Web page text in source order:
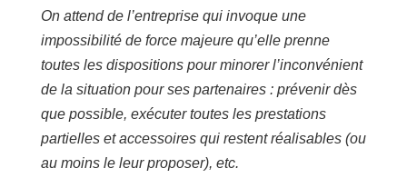
On attend de l’entreprise qui invoque une
impossibilité de force majeure qu’elle prenne
toutes les dispositions pour minorer l’inconvénient
de la situation pour ses partenaires : prévenir dès
que possible, exécuter toutes les prestations
partielles et accessoires qui restent réalisables (ou
au moins le leur proposer), etc.